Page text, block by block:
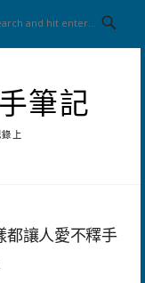
筆記
上
都讓人愛不釋手